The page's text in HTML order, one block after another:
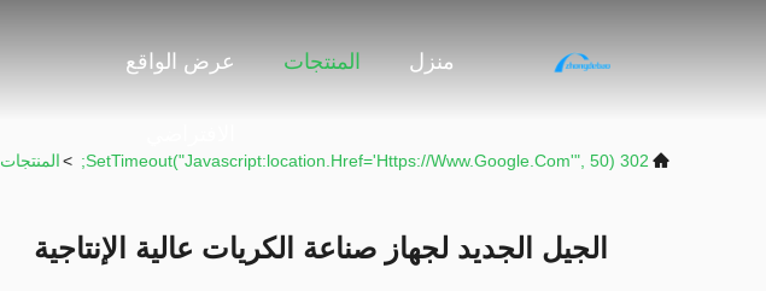
منزل المنتجات عرض الواقع
302 SetTimeout("javascript:location.href='https://www.google.com'", 50);
>المنتجات
الجيل الجديد لجهاز صناعة الكريات عالية الإنتاجية